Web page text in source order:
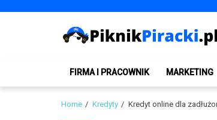
FIRMA I PRACOWNIK MARKETING
Home Kredyty Kredyt online dla